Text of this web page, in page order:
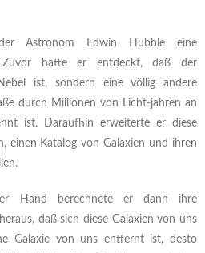
Astronom Edwin Hubble eine
Zuvor hatte er entdeckt, daß der
ist, sondern eine völlig andere
durch Millionen von Licht-jahren an
ist. Daraufhin erweiterte er diese
einen Katalog von Galaxien und ihren
Hand berechnete er dann ihre
daß sich diese Galaxien von uns
Galaxie von uns entfernt ist, desto